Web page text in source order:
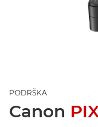
PODRŠKA
Canon